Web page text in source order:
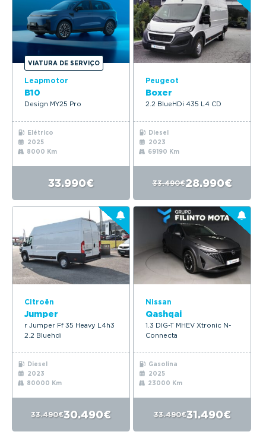
VIATURA DE SERVIÇO
Leapmotor
B10
Design MY25 Pro
Elétrico
2025
8000 Km
33.990€
Peugeot
Boxer
2.2 BlueHDi 435 L4 CD
Diesel
2023
69190 Km
33.490€28.990€
Citroën
Jumper
r Jumper Ff 35 Heavy L4h3
2.2 Bluehdi
Diesel
2023
80000 Km
33.490€30.490€
Nissan
Qashqai
1.3 DIG-T MHEV Xtronic N-
Connecta
Gasolina
2025
23000 Km
33.490€31.490€